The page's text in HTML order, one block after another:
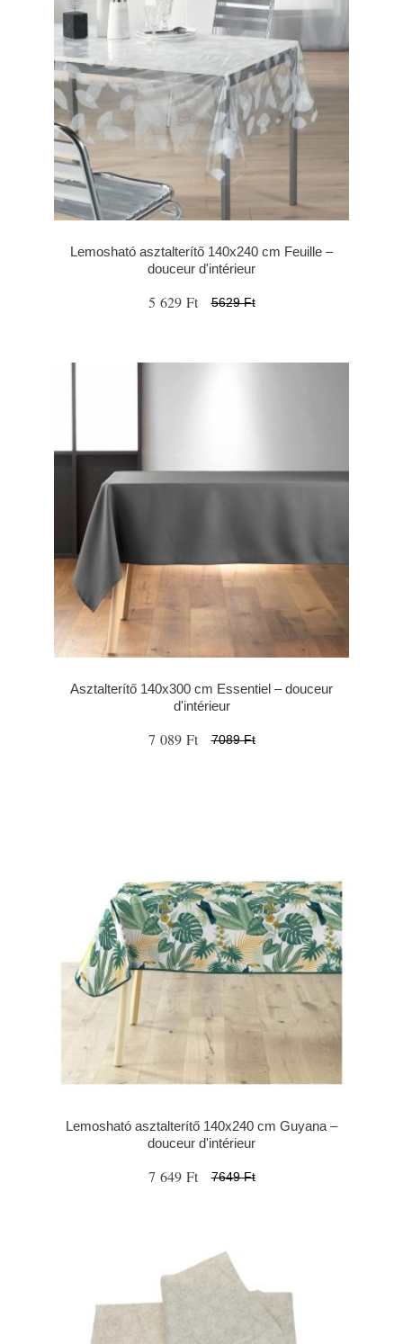
Lemosható asztalterítő 140x240 cm Feuille –
douceur d'intérieur
5 629 Ft 5629 Ft
Asztalterítő 140x300 cm Essentiel – douceur
d'intérieur
7 089 Ft 7089 Ft
Lemosható asztalterítő 140x240 cm Guyana –
douceur d'intérieur
7 649 Ft 7649 Ft